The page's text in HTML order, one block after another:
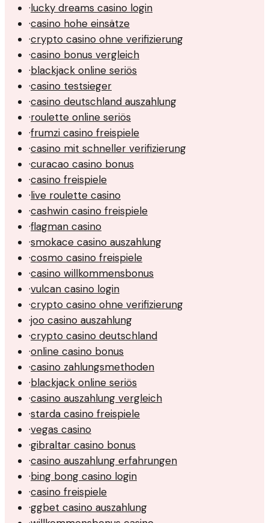
·lucky dreams casino login
·casino hohe einsätze
·crypto casino ohne verifizierung
·casino bonus vergleich
·blackjack online seriös
·casino testsieger
·casino deutschland auszahlung
·roulette online seriös
·frumzi casino freispiele
·casino mit schneller verifizierung
·curacao casino bonus
·casino freispiele
·live roulette casino
·cashwin casino freispiele
·flagman casino
·smokace casino auszahlung
·cosmo casino freispiele
·casino willkommensbonus
·vulcan casino login
·crypto casino ohne verifizierung
·joo casino auszahlung
·crypto casino deutschland
·online casino bonus
·casino zahlungsmethoden
·blackjack online seriös
·casino auszahlung vergleich
·starda casino freispiele
·vegas casino
·gibraltar casino bonus
·casino auszahlung erfahrungen
·bing bong casino login
·casino freispiele
·ggbet casino auszahlung